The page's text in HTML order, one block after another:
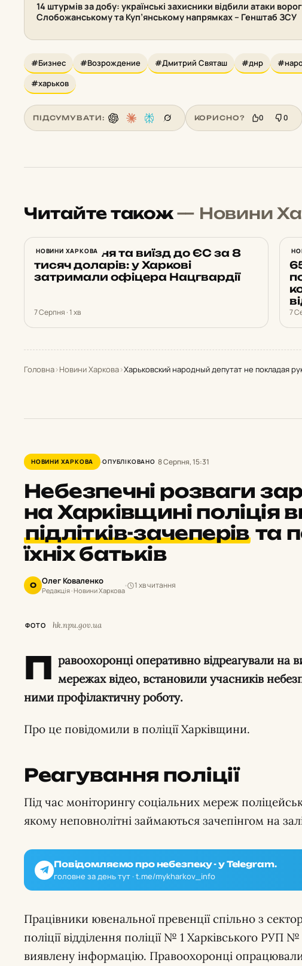
14 штурмів за добу: українські захисники відбили атаки
Слобожанському та Куп’янському напрямках – Генштаб ЗСУ
#Бизнес #Возрождение #Дмитрий Святаш #днр
#харьков
ПІДСУМУВАТИ: КОРИСНО? 0 0
Читайте також— Новини
НОВИНИ ХАРКОВА
Бронювання та виїзд до ЄС за 8
тисяч доларів: у Харкові
затримали офіцера Нацгвардії
7 Серпня · 1 хв 7
Головна›Новини Харкова›Харьковский народный депутат не покладая
НОВИНИ ХАРКОВА ОПУБЛІКОВАНО 8 Серпня, 15:31
Небезпечні розваги
на Харківщині поліція
підлітків-зачеперів та
їхніх батьків
О Олег Коваленко
Редакція · Новини Харкова
1 хв читання
ФОТО hk.npu.gov.ua
П равоохоронці оперативно відреагували на
мережах відео, встановили учасників
ними профілактичну роботу.
Про це повідомили в поліції Харківщини.
Реагування поліції
Під час моніторингу соціальних мереж
якому неповнолітні займаються зачепінгом на
Повідомляємо про небезпеку - у Telegram.
головне за день тут · t.me/mykharkov_info
Працівники ювенальної превенції спільно з
поліції відділення поліції № 1 Харківського РУП
виявлену інформацію. Правоохоронці